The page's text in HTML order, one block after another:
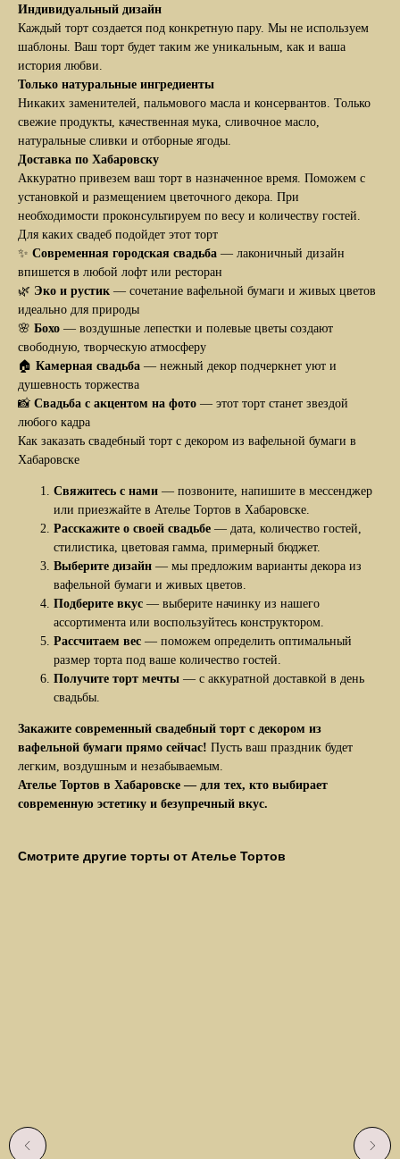
Индивидуальный дизайн
Каждый торт создается под конкретную пару. Мы не используем
шаблоны. Ваш торт будет таким же уникальным, как и ваша
история любви.
Только натуральные ингредиенты
Никаких заменителей, пальмового масла и консервантов. Только
свежие продукты, качественная мука, сливочное масло,
натуральные сливки и отборные ягоды.
Доставка по Хабаровску
Аккуратно привезем ваш торт в назначенное время. Поможем с
установкой и размещением цветочного декора. При
необходимости проконсультируем по весу и количеству гостей.
Для каких свадеб подойдет этот торт
✨ Современная городская свадьба — лаконичный дизайн
впишется в любой лофт или ресторан
🌿 Эко и рустик — сочетание вафельной бумаги и живых цветов
идеально для природы
🌸 Бохо — воздушные лепестки и полевые цветы создают
свободную, творческую атмосферу
🏠 Камерная свадьба — нежный декор подчеркнет уют и
душевность торжества
📸 Свадьба с акцентом на фото — этот торт станет звездой
любого кадра
Как заказать свадебный торт с декором из вафельной бумаги в
Хабаровске
Свяжитесь с нами — позвоните, напишите в мессенджер
или приезжайте в Ателье Тортов в Хабаровске.
Расскажите о своей свадьбе — дата, количество гостей,
стилистика, цветовая гамма, примерный бюджет.
Выберите дизайн — мы предложим варианты декора из
вафельной бумаги и живых цветов.
Подберите вкус — выберите начинку из нашего
ассортимента или воспользуйтесь конструктором.
Рассчитаем вес — поможем определить оптимальный
размер торта под ваше количество гостей.
Получите торт мечты — с аккуратной доставкой в день
свадьбы.
Закажите современный свадебный торт с декором из
вафельной бумаги прямо сейчас! Пусть ваш праздник будет
легким, воздушным и незабываемым.
Ателье Тортов в Хабаровске — для тех, кто выбирает
современную эстетику и безупречный вкус.
Смотрите другие торты от Ателье Тортов
Классические начинки
В этом разделе вы найдёте знаменитые торты.
Их существует великое множество, они все имеют
свою вековую историю и уникальный вкус.
Для облегчения выбора я отобрал для вас наиболее
популярные.
Заказать
Заказать
Авторские торты
В этом разделе вы найдёте мои авторские торты,
качество и вкус которых я довёл до совершенства
за долгие годы изучения кондитерского искусства.
Все прекрасно сбалансированые по вкусовой